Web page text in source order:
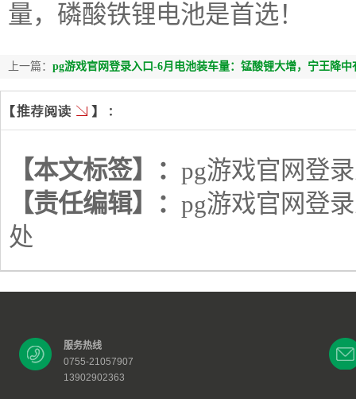
量，磷酸铁锂电池是首选！
上一篇： pg游戏官网登录入口-6月电池装车量：锰酸锂大增，宁王降
【本文标签】： pg游戏官网登
【责任编辑】： pg游戏官网登
处
服务热线
0755-21057907
13902902363